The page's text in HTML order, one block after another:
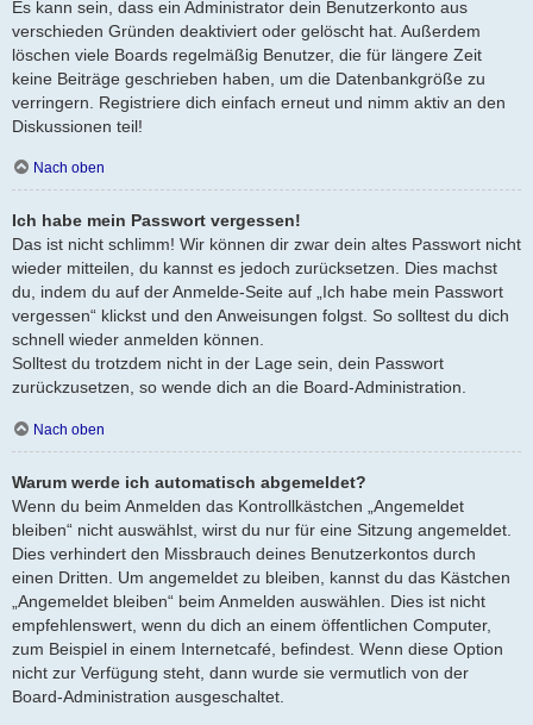
Es kann sein, dass ein Administrator dein Benutzerkonto aus
verschieden Gründen deaktiviert oder gelöscht hat. Außerdem
löschen viele Boards regelmäßig Benutzer, die für längere Zeit
keine Beiträge geschrieben haben, um die Datenbankgröße zu
verringern. Registriere dich einfach erneut und nimm aktiv an den
Diskussionen teil!
Nach oben
Ich habe mein Passwort vergessen!
Das ist nicht schlimm! Wir können dir zwar dein altes Passwort nicht
wieder mitteilen, du kannst es jedoch zurücksetzen. Dies machst
du, indem du auf der Anmelde-Seite auf „Ich habe mein Passwort
vergessen“ klickst und den Anweisungen folgst. So solltest du dich
schnell wieder anmelden können.
Solltest du trotzdem nicht in der Lage sein, dein Passwort
zurückzusetzen, so wende dich an die Board-Administration.
Nach oben
Warum werde ich automatisch abgemeldet?
Wenn du beim Anmelden das Kontrollkästchen „Angemeldet
bleiben“ nicht auswählst, wirst du nur für eine Sitzung angemeldet.
Dies verhindert den Missbrauch deines Benutzerkontos durch
einen Dritten. Um angemeldet zu bleiben, kannst du das Kästchen
„Angemeldet bleiben“ beim Anmelden auswählen. Dies ist nicht
empfehlenswert, wenn du dich an einem öffentlichen Computer,
zum Beispiel in einem Internetcafé, befindest. Wenn diese Option
nicht zur Verfügung steht, dann wurde sie vermutlich von der
Board-Administration ausgeschaltet.